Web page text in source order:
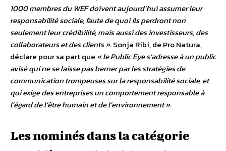
1000 membres du WEF doivent aujourd’hui assumer leur
responsabilité sociale, faute de quoi ils perdront non
seulement leur crédibilité, mais aussi des investisseurs, des
collaborateurs et des clients ». Sonja Ribi, de Pro Natura,
déclare pour sa part que « le Public Eye s’adresse à un public
avisé qui ne se laisse pas berner par les stratégies de
communication trompeuses sur la responsabilité sociale, et
qui exige des entreprises un comportement responsable à
l’égard de l’être humain et de l’environnement ».
Les nominés dans la catégorie